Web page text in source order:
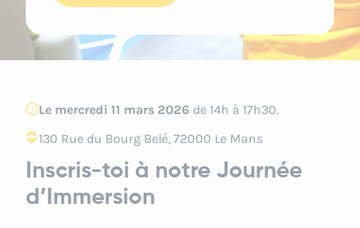
Le mercredi 11 mars 2026 de 14h à 17h30.
130 Rue du Bourg Belé, 72000 Le Mans
Inscris-toi à notre Journée
d’Immersion